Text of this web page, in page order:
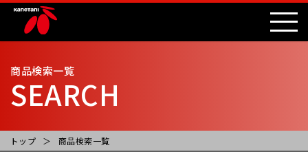
商品検索一覧
SEARCH
トップ 商品検索一覧